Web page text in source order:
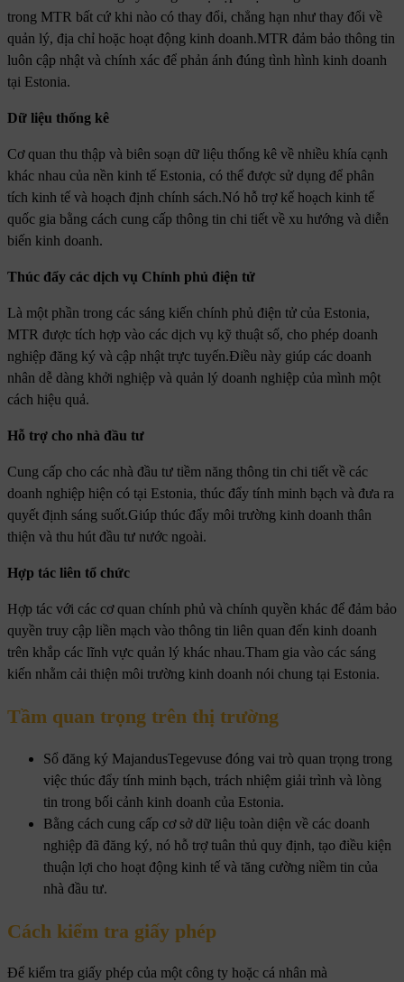
trong MTR bất cứ khi nào có thay đổi, chẳng hạn như thay đổi về
quản lý, địa chỉ hoặc hoạt động kinh doanh.MTR đảm bảo thông tin
luôn cập nhật và chính xác để phản ánh đúng tình hình kinh doanh
tại Estonia.
Dữ liệu thống kê
Cơ quan thu thập và biên soạn dữ liệu thống kê về nhiều khía cạnh
khác nhau của nền kinh tế Estonia, có thể được sử dụng để phân
tích kinh tế và hoạch định chính sách.Nó hỗ trợ kế hoạch kinh tế
quốc gia bằng cách cung cấp thông tin chi tiết về xu hướng và diễn
biến kinh doanh.
Thúc đẩy các dịch vụ Chính phủ điện tử
Là một phần trong các sáng kiến ​​chính phủ điện tử của Estonia,
MTR được tích hợp vào các dịch vụ kỹ thuật số, cho phép doanh
nghiệp đăng ký và cập nhật trực tuyến.Điều này giúp các doanh
nhân dễ dàng khởi nghiệp và quản lý doanh nghiệp của mình một
cách hiệu quả.
Hỗ trợ cho nhà đầu tư
Cung cấp cho các nhà đầu tư tiềm năng thông tin chi tiết về các
doanh nghiệp hiện có tại Estonia, thúc đẩy tính minh bạch và đưa ra
quyết định sáng suốt.Giúp thúc đẩy môi trường kinh doanh thân
thiện và thu hút đầu tư nước ngoài.
Hợp tác liên tổ chức
Hợp tác với các cơ quan chính phủ và chính quyền khác để đảm bảo
quyền truy cập liền mạch vào thông tin liên quan đến kinh doanh
trên khắp các lĩnh vực quản lý khác nhau.Tham gia vào các sáng
kiến ​​nhằm cải thiện môi trường kinh doanh nói chung tại Estonia.
Tầm quan trọng trên thị trường
Sổ đăng ký MajandusTegevuse đóng vai trò quan trọng trong
việc thúc đẩy tính minh bạch, trách nhiệm giải trình và lòng
tin trong bối cảnh kinh doanh của Estonia.
Bằng cách cung cấp cơ sở dữ liệu toàn diện về các doanh
nghiệp đã đăng ký, nó hỗ trợ tuân thủ quy định, tạo điều kiện
thuận lợi cho hoạt động kinh tế và tăng cường niềm tin của
nhà đầu tư.
Cách kiểm tra giấy phép
Để kiểm tra giấy phép của một công ty hoặc cá nhân mà